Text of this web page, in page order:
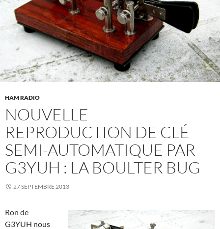
HAM RADIO
NOUVELLE
REPRODUCTION DE CLÉ
SEMI-AUTOMATIQUE PAR
G3YUH : LA BOULTER BUG
27 SEPTEMBRE 2013
Ron de
G3YUH nous